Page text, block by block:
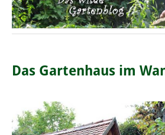
Das Gartenhaus im